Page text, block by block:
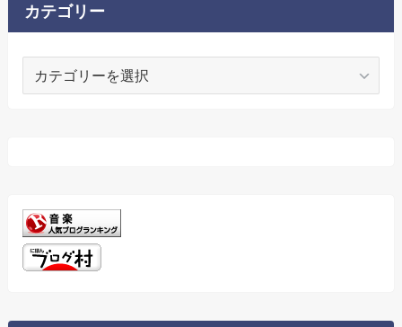
ブ
カテゴリー